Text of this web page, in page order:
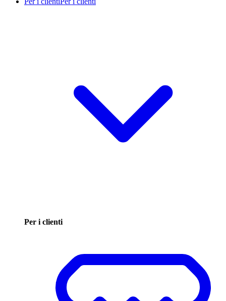
Per i clienti